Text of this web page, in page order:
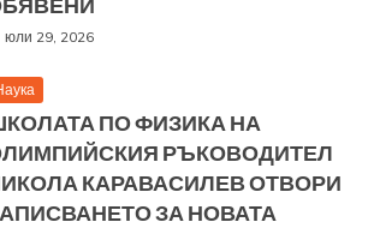
юли 29, 2026
ПО ФИЗИКА НА
РЪКОВОДИТЕЛ
КАРАВАСИЛЕВ ОТВОРИ
ЗА НОВАТА